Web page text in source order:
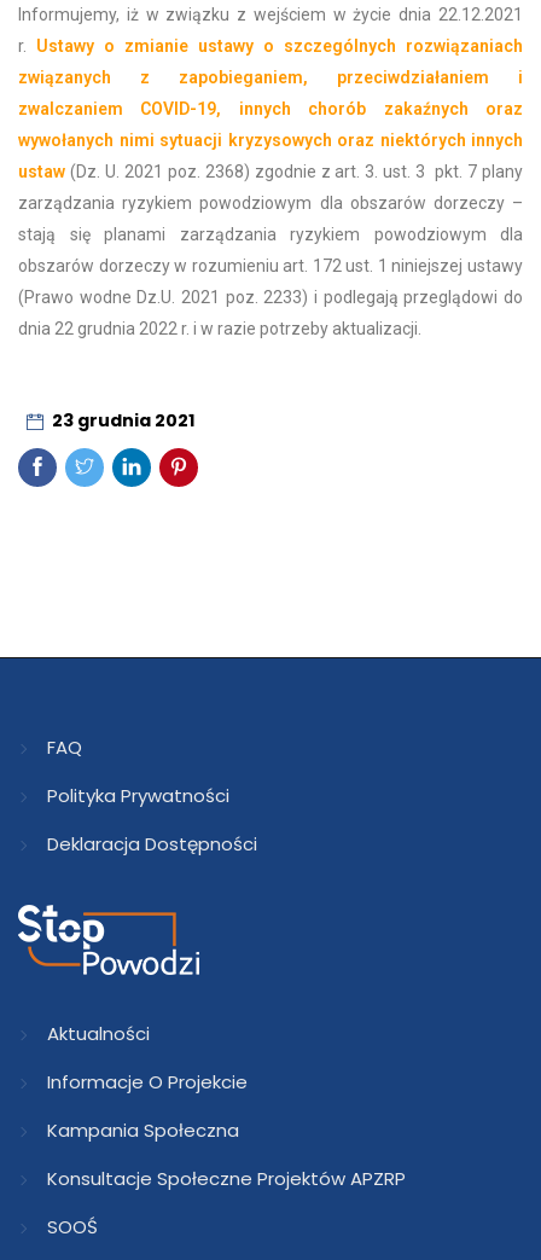
Informujemy, iż w związku z wejściem w życie dnia 22.12.2021
r. Ustawy o zmianie ustawy o szczególnych rozwiązaniach
związanych z zapobieganiem, przeciwdziałaniem i
zwalczaniem COVID-19, innych chorób zakaźnych oraz
wywołanych nimi sytuacji kryzysowych oraz niektórych innych
ustaw (Dz. U. 2021 poz. 2368) zgodnie z art. 3. ust. 3 pkt. 7 plany
zarządzania ryzykiem powodziowym dla obszarów dorzeczy –
stają się planami zarządzania ryzykiem powodziowym dla
obszarów dorzeczy w rozumieniu art. 172 ust. 1 niniejszej ustawy
(Prawo wodne Dz.U. 2021 poz. 2233) i podlegają przeglądowi do
dnia 22 grudnia 2022 r. i w razie potrzeby aktualizacji.
23 grudnia 2021
FAQ
Polityka Prywatności
Deklaracja Dostępności
Aktualności
Informacje O Projekcie
Kampania Społeczna
Konsultacje Społeczne Projektów APZRP
SOOŚ